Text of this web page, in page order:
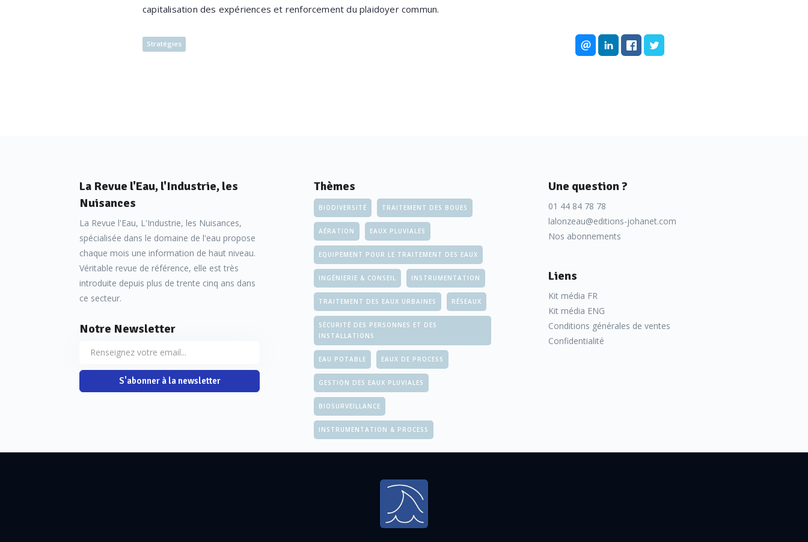
capitalisation des expériences et renforcement du plaidoyer commun.
Stratégies
La Revue l'Eau, l'Industrie, les
Nuisances
La Revue l'Eau, L'Industrie, les Nuisances,
spécialisée dans le domaine de l'eau propose
chaque mois une information de haut niveau.
Véritable revue de référence, elle est très
introduite depuis plus de trente cinq ans dans
ce secteur.
Notre Newsletter
S'abonner à la newsletter
Thèmes
BIODIVERSITÉ TRAITEMENT DES BOUES
AÉRATION EAUX PLUVIALES
EQUIPEMENT POUR LE TRAITEMENT DES EAUX
INGÉNIERIE & CONSEIL INSTRUMENTATION
TRAITEMENT DES EAUX URBAINES RÉSEAUX
SÉCURITÉ DES PERSONNES ET DES
INSTALLATIONS
EAU POTABLE EAUX DE PROCESS
GESTION DES EAUX PLUVIALES
BIOSURVEILLANCE
INSTRUMENTATION & PROCESS
Une question ?
01 44 84 78 78
lalonzeau@editions-johanet.com
Nos abonnements
Liens
Kit média FR
Kit média ENG
Conditions générales de ventes
Confidentialité